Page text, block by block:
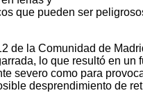
que pueden ser
de la Comunidad de
lo que resultó en un
severo como para
desprendimiento de